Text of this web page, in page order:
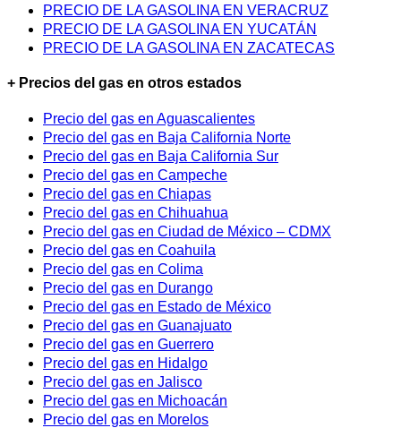
PRECIO DE LA GASOLINA EN VERACRUZ
PRECIO DE LA GASOLINA EN YUCATÁN
PRECIO DE LA GASOLINA EN ZACATECAS
+ Precios del gas en otros estados
Precio del gas en Aguascalientes
Precio del gas en Baja California Norte
Precio del gas en Baja California Sur
Precio del gas en Campeche
Precio del gas en Chiapas
Precio del gas en Chihuahua
Precio del gas en Ciudad de México – CDMX
Precio del gas en Coahuila
Precio del gas en Colima
Precio del gas en Durango
Precio del gas en Estado de México
Precio del gas en Guanajuato
Precio del gas en Guerrero
Precio del gas en Hidalgo
Precio del gas en Jalisco
Precio del gas en Michoacán
Precio del gas en Morelos